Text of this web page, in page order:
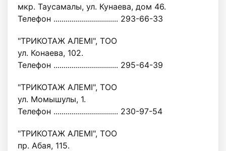
мкр. Таусамалы, ул. Кунаева, дом 46.
Телефон ................................ 293-66-33
"ТРИКОТАЖ АЛЕМІ", ТОО
ул. Конаева, 102.
Телефон ................................ 295-64-39
"ТРИКОТАЖ АЛЕМІ", ТОО
ул. Момышулы, 1.
Телефон ................................ 230-97-54
"ТРИКОТАЖ АЛЕМІ", ТОО
пр. Абая, 115.